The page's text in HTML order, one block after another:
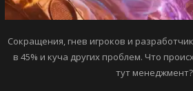
Сокращения, гнев игроков и
в 45% и куча других проблем. Что
тут менеджмент?